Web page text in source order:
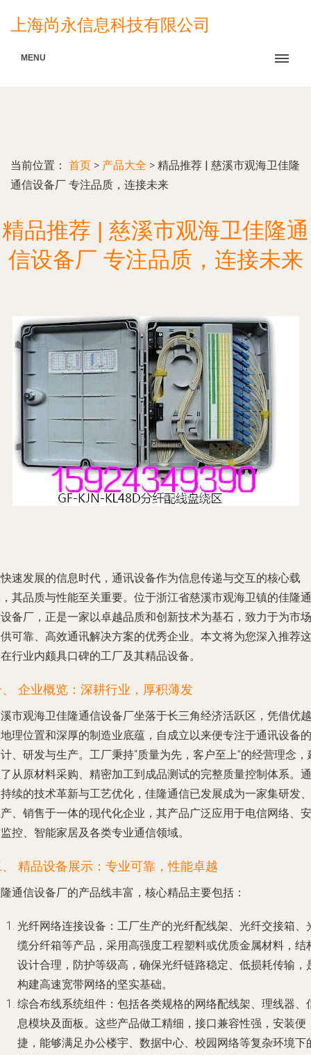
上海尚永信息科技有限公司
MENU
当前位置： 首页 > 产品大全 > 精品推荐 | 慈溪市观海卫佳隆
通信设备厂 专注品质，连接未来
精品推荐 | 慈溪市观海卫佳隆通
信设备厂 专注品质，连接未来
速发展的信息时代，通讯设备作为信息传递与交互的核心载
其品质与性能至关重要。位于浙江省慈溪市观海卫镇的佳隆通
备厂，正是一家以卓越品质和创新技术为基石，致力于为市场
可靠、高效通讯解决方案的优秀企业。本文将为您深入推荐这
行业内颇具口碑的工厂及其精品设备。
企业概览：深耕行业，厚积薄发
市观海卫佳隆通信设备厂坐落于长三角经济活跃区，凭借优越
理位置和深厚的制造业底蕴，自成立以来便专注于通讯设备的
、研发与生产。工厂秉持“质量为先，客户至上”的经营理念，
从原材料采购、精密加工到成品测试的完整质量控制体系。通
续的技术革新与工艺优化，佳隆通信已发展成为一家集研发、
、销售于一体的现代化企业，其产品广泛应用于电信网络、安
控、智能家居及各类专业通信领域。
精品设备展示：专业可靠，性能卓越
通信设备厂的产品线丰富，核心精品主要包括：
光纤网络连接设备 ：工厂生产的光纤配线架、光纤交接箱、
缆分纤箱等产品，采用高强度工程塑料或优质金属材料，结
设计合理，防护等级高，确保光纤链路稳定、低损耗传输，
构建高速宽带网络的坚实基础。
综合布线系统组件 ：包括各类规格的网络配线架、理线器、
息模块及面板。这些产品做工精细，接口兼容性强，安装便
捷，能够满足办公楼宇、数据中心、校园网络等复杂环境下